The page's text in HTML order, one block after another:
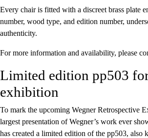
Every chair is fitted with a discreet brass plate
number, wood type, and edition number,
authenticity.
For more information and availability, please
Limited edition pp503
exhibition
To mark the upcoming Wegner Retrospective
largest presentation of Wegner’s work ever
has created a limited edition of the pp503, also